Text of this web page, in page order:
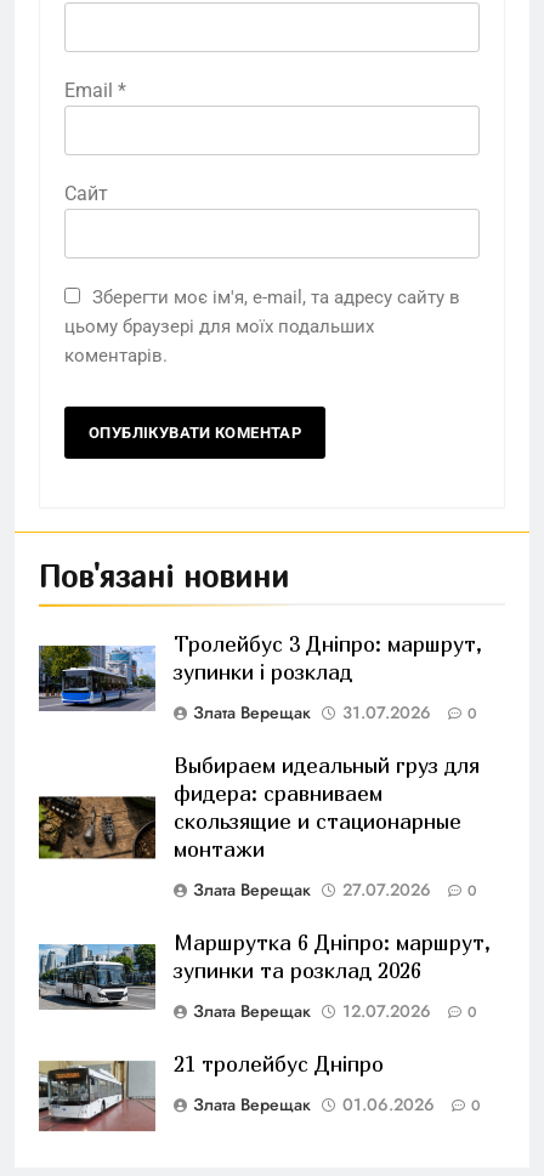
Email *
Сайт
Зберегти моє ім'я, e-mail, та адресу сайту в
цьому браузері для моїх подальших
коментарів.
Пов'язані новини
Тролейбус 3 Дніпро: маршрут,
зупинки і розклад
Злата Верещак 31.07.2026 0
Выбираем идеальный груз для
фидера: сравниваем
скользящие и стационарные
монтажи
Злата Верещак 27.07.2026 0
Маршрутка 6 Дніпро: маршрут,
зупинки та розклад 2026
Злата Верещак 12.07.2026 0
21 тролейбус Дніпро
Злата Верещак 01.06.2026 0